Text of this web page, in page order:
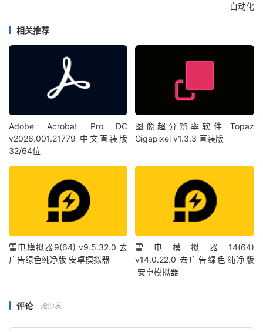
自动化
相关推荐
Adobe Acrobat Pro DC
v2026.001.21779 中文直装版
32/64位
图像超分辨率软件 Topaz
Gigapixel v1.3.3 直装版
雷电模拟器9(64) v9.5.32.0 去
广告绿色纯净版 安卓模拟器
雷电模拟器14(64)
v14.0.22.0 去广告绿色纯净版
安卓模拟器
评论 抢沙发